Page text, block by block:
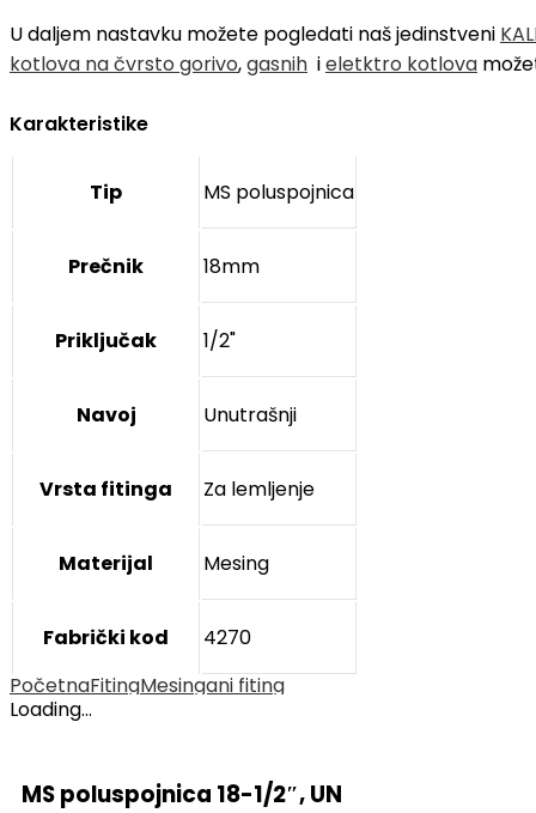
U daljem nastavku možete pogledati naš jedinstveni
kotlova na čvrsto gorivo,gasnih ieletktro kotlova
Karakteristike
Tip MS poluspojnica
Prečnik 18mm
Priključak 1/2"
Navoj Unutrašnji
Vrsta fitinga Za lemljenje
Materijal Mesing
Fabrički kod
4270
PočetnaFitingMesingani fiting
Loading...
MS poluspojnica 18-1/2″, UN